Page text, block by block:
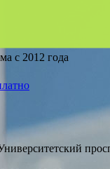
с 2012 года